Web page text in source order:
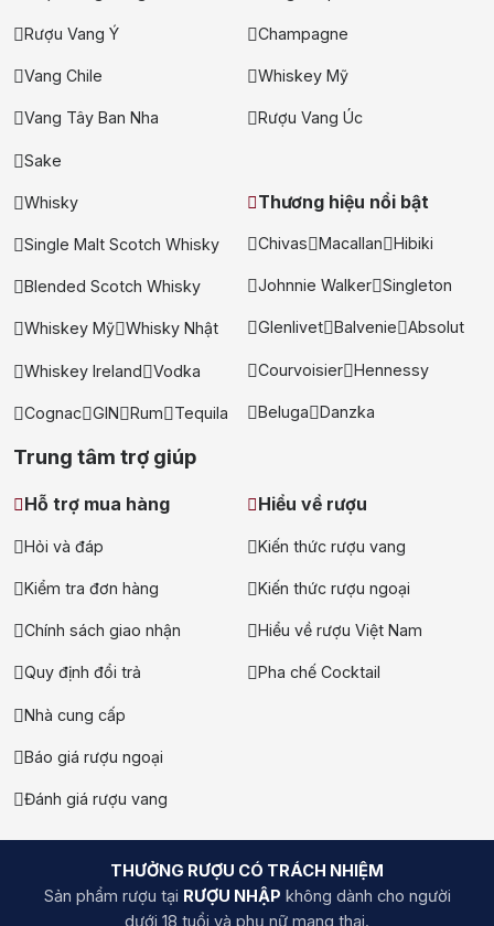
tặng, gi rượu siêu hấp dẫn
+ Nhà cung cấp uy tín
Rượu Vang Ý Champagne
Vang Chile Whiskey Mỹ
Vang Tây Ban Nha Rượu Vang Úc
Sake
Whisky
Single Malt Scotch Whisky
Blended Scotch Whisky
Whiskey Mỹ Whisky Nhật
Whiskey Ireland Vodka
Cognac GIN Rum Tequila
Thương hiệu nổi bật
Chivas Macallan Hibiki
Johnnie Walker Singleton
Glenlivet Balvenie Absolut
Courvoisier Hennessy
Beluga Danzka
Trung tâm trợ giúp
Hỗ trợ mua hàng
Hỏi và đáp
Kiểm tra đơn hàng
Chính sách giao nhận
Quy định đổi trả
Nhà cung cấp
Báo giá rượu ngoại
Đánh giá rượu vang
Hiểu về rượu
Kiến thức rượu vang
Kiến thức rượu ngoại
Hiểu về rượu Việt Nam
Pha chế Cocktail
THƯỞNG RƯỢU CÓ TRÁCH NHIỆM
Sản phẩm rượu tại RƯỢU NHẬP không dành cho người
dưới 18 tuổi và phụ nữ mang thai.